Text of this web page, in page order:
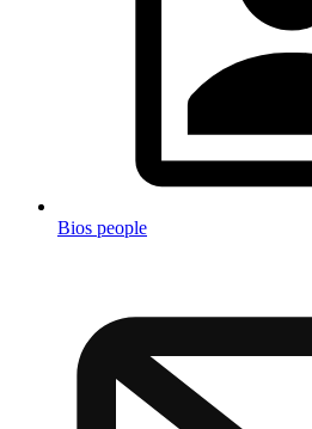
Bios people